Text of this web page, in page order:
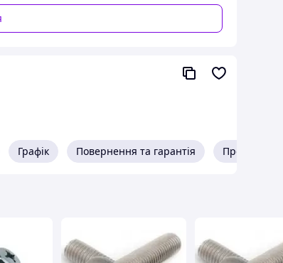
Графік Повернення та гарантія Про